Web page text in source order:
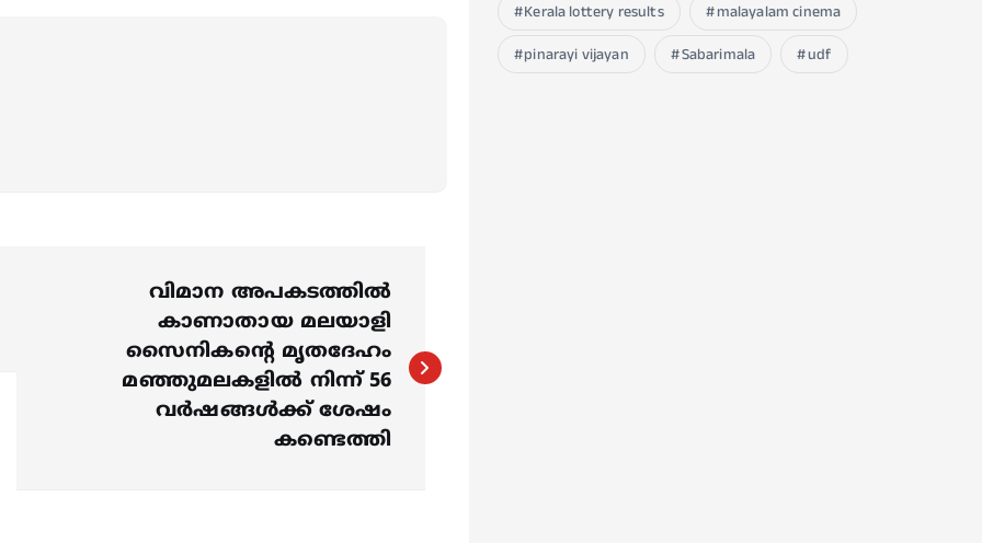
വിമാന അപകടത്തില്‍
കാണാതായ മലയാളി
സൈനികന്റെ മൃതദേഹം
മഞ്ഞുമലകളില്‍ നിന്ന് 56
വര്‍ഷങ്ങള്‍ക്ക് ശേഷം
കണ്ടെത്തി
Kerala lottery results
malayalam cinema
pinarayi vijayan
Sabarimala udf